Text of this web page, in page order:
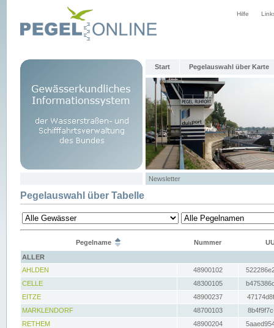
Hilfe
Start Pegelauswahl über Karte
Newsletter
Pegelauswahl über Tabelle
Pegelname Nummer
ALLER
AHLDEN
48900102
CELLE
48300105
EITZE
48900237
MARKLENDORF
48700103
RETHEM
48900204